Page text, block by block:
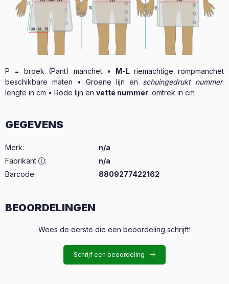
P = broek (Pant) manchet • M-Lriemachtige rompmanchet
beschikbare maten • Groene lijn en schuingedrukt nummer:
lengte in cm • Rode lijn en vette nummer: omtrek in cm
GEGEVENS
Merk:
n/a
Fabrikant
:
n/a
Barcode:
8809277422162
BEOORDELINGEN
Wees de eerste die een beoordeling schrijft!
Schrijf een beoordeling